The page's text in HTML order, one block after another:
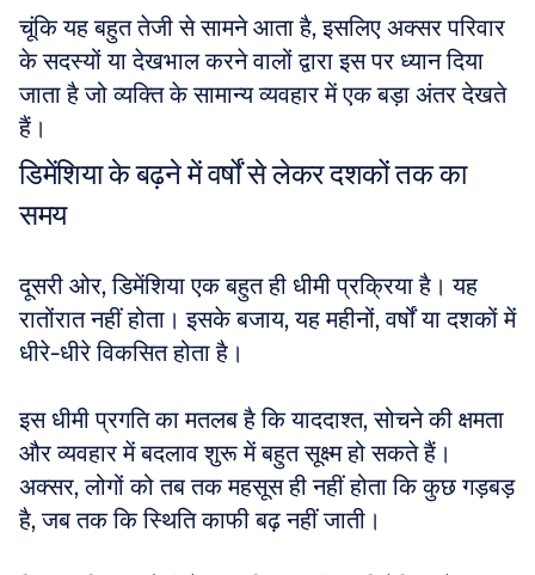
चूंकि यह बहुत तेजी से सामने आता है, इसलिए अक्सर परिवार
के सदस्यों या देखभाल करने वालों द्वारा इस पर ध्यान दिया
जाता है जो व्यक्ति के सामान्य व्यवहार में एक बड़ा अंतर देखते
हैं।
डिमेंशिया के बढ़ने में वर्षों से लेकर दशकों तक का
समय
दूसरी ओर, डिमेंशिया एक बहुत ही धीमी प्रक्रिया है। यह
रातोंरात नहीं होता। इसके बजाय, यह महीनों, वर्षों या दशकों में
धीरे-धीरे विकसित होता है।
इस धीमी प्रगति का मतलब है कि याददाश्त, सोचने की क्षमता
और व्यवहार में बदलाव शुरू में बहुत सूक्ष्म हो सकते हैं।
अक्सर, लोगों को तब तक महसूस ही नहीं होता कि कुछ गड़बड़
है, जब तक कि स्थिति काफी बढ़ नहीं जाती।